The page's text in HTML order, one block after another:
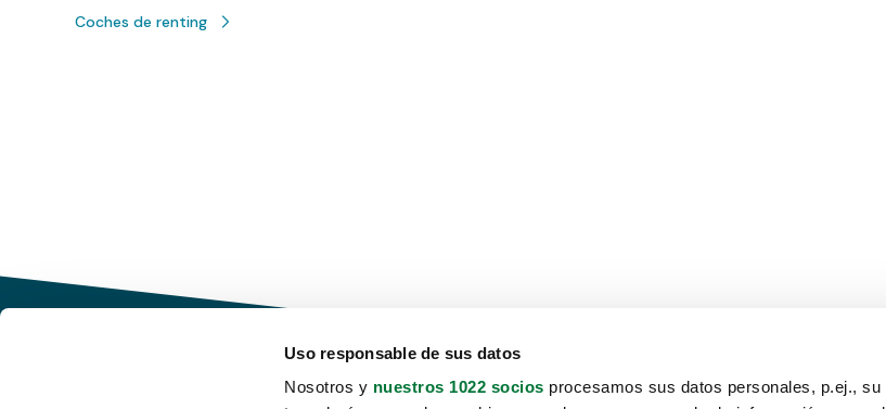
Uso responsable de sus datos
Nosotros y nuestros 1022 socios procesamos sus datos personales, p.ej., su
Coches de renting